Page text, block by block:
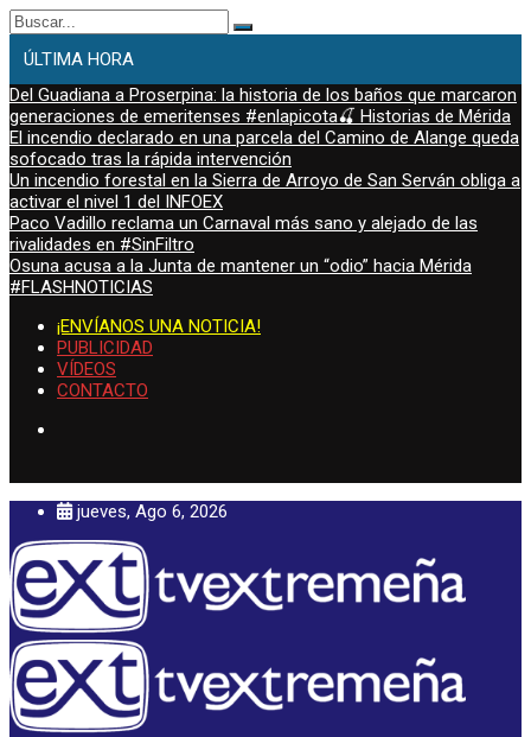
Buscar:
ÚLTIMA HORA
Del Guadiana a Proserpina: la historia de los baños que marcaron
generaciones de emeritenses #enlapicota🍒 Historias de Mérida
El incendio declarado en una parcela del Camino de Alange queda
sofocado tras la rápida intervención
Un incendio forestal en la Sierra de Arroyo de San Serván obliga a
activar el nivel 1 del INFOEX
Paco Vadillo reclama un Carnaval más sano y alejado de las
rivalidades en #SinFiltro
Osuna acusa a la Junta de mantener un “odio” hacia Mérida
#FLASHNOTICIAS
¡ENVÍANOS UNA NOTICIA!
PUBLICIDAD
VÍDEOS
CONTACTO
jueves, Ago 6, 2026